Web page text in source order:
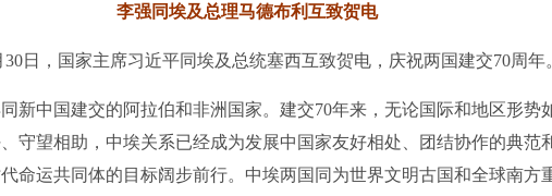
李强同埃及总理马德布利互致贺电
，国家主席习近平同埃及总统塞西互致贺电，庆祝两国建交70周年
中国建交的阿拉伯和非洲国家。建交70年来，无论国际和地区形势
守望相助，中埃关系已经成为发展中国家友好相处、团结协作的典范
命运共同体的目标阔步前行。中埃两国同为世界文明古国和全球南方